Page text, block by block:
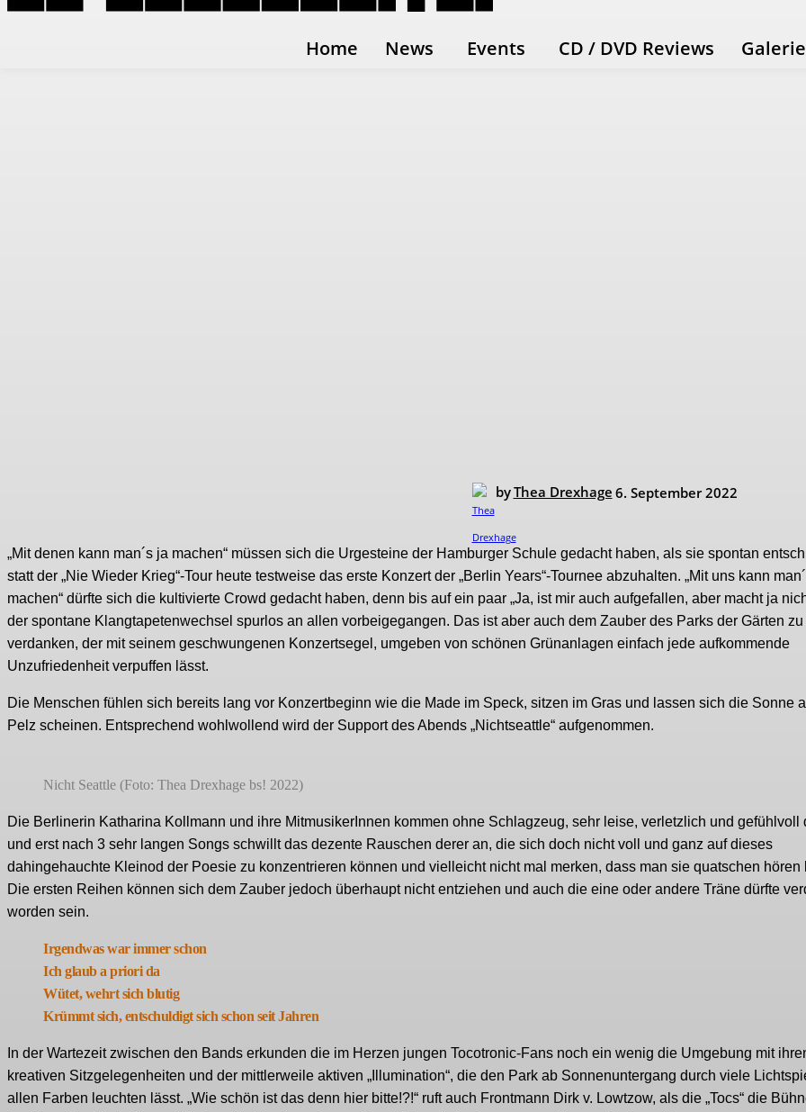
Home News Events CD / DVD Reviews Galerie
byThea Drexhage 6. September 2022
„Mit denen kann man´s ja machen“ müssen sich die Urgesteine der Hamburger Schule gedacht haben, als sie spontan
statt der „Nie Wieder Krieg“-Tour heute testweise das erste Konzert der „Berlin Years“-Tournee abzuhalten. „Mit uns kann
machen“ dürfte sich die kultivierte Crowd gedacht haben, denn bis auf ein paar „Ja, ist mir auch aufgefallen, aber macht ja
der spontane Klangtapetenwechsel spurlos an allen vorbeigegangen. Das ist aber auch dem Zauber des Parks der Gärten zu
verdanken, der mit seinem geschwungenen Konzertsegel, umgeben von schönen Grünanlagen einfach jede aufkommende
Unzufriedenheit verpuffen lässt.
Die Menschen fühlen sich bereits lang vor Konzertbeginn wie die Made im Speck, sitzen im Gras und lassen sich die Sonne
Pelz scheinen. Entsprechend wohlwollend wird der Support des Abends „Nichtseattle“ aufgenommen.
Nicht Seattle (Foto: Thea Drexhage bs! 2022)
Die Berlinerin Katharina Kollmann und ihre MitmusikerInnen kommen ohne Schlagzeug, sehr leise, verletzlich und gefühlvoll
und erst nach 3 sehr langen Songs schwillt das dezente Rauschen derer an, die sich doch nicht voll und ganz auf dieses
dahingehauchte Kleinod der Poesie zu konzentrieren können und vielleicht nicht mal merken, dass man sie quatschen hören
Die ersten Reihen können sich dem Zauber jedoch überhaupt nicht entziehen und auch die eine oder andere Träne dürfte
worden sein.
Irgendwas war immer schon
Ich glaub a priori da
Wütet, wehrt sich blutig
Krümmt sich, entschuldigt sich schon seit Jahren
In der Wartezeit zwischen den Bands erkunden die im Herzen jungen Tocotronic-Fans noch ein wenig die Umgebung mit
kreativen Sitzgelegenheiten und der mittlerweile aktiven „Illumination“, die den Park ab Sonnenuntergang durch viele
allen Farben leuchten lässt. „Wie schön ist das denn hier bitte!?!“ ruft auch Frontmann Dirk v. Lowtzow, als die „Tocs“ die